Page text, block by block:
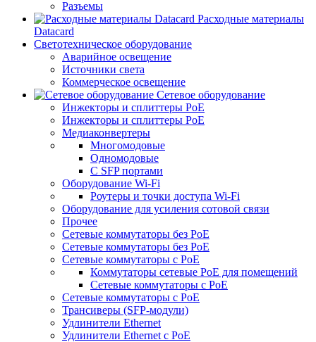
Разъемы
Расходные материалы
Datacard
Светотехническое оборудование
Аварийное освещение
Источники света
Коммерческое освещение
Сетевое оборудование
Инжекторы и сплиттеры PoE
Инжекторы и сплиттеры РоЕ
Медиаконвертеры
Многомодовые
Одномодовые
С SFP портами
Оборудование Wi-Fi
Роутеры и точки доступа Wi-Fi
Оборудование для усиления сотовой связи
Прочее
Сетевые коммутаторы без PoE
Сетевые коммутаторы без РоЕ
Сетевые коммутаторы с PoE
Коммутаторы сетевые PoE для помещений
Сетевые коммутаторы с PoE
Сетевые коммутаторы с РоЕ
Трансиверы (SFP-модули)
Удлинители Ethernet
Удлинители Ethernet с PoE